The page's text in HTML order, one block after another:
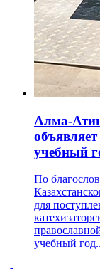
Алма-
учебный
По
для
учебный